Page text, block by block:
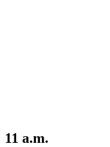
11 a.m.